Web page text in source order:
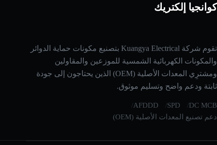
كوانجيا إلكتريك
تقوم شركة Kuangya Electrical بتصنيع مكونات حماية الدوائر
والمكونات الكهربائية الشمسية للموزعين والمقاولين
ومشترِي المعدات الأصلية (OEM) الذين يحتاجون إلى جودة
ثابتة ودعم واضح وتسليم موثوق.
DC MCB
SPD
AFDDD
دعم تصنيع المعدات الأصلية (OEM)
German
Italian
Korean
Japanese
Russian